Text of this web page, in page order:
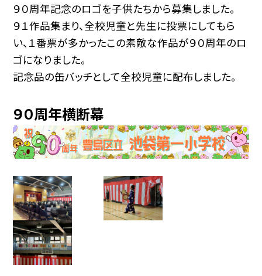
９０周年記念のロゴを子供たちから募集しました。
９１作品集まり、全校児童と先生に投票にしてもら
い、１番票が多かったこの素敵な作品が９０周年のロ
ゴになりました。
記念品の缶バッチとして全校児童に配布しました。
９０周年横断幕